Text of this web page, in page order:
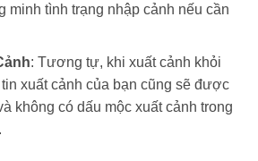
minh tình trạng nhập cảnh nếu cần
: Tương tự, khi xuất cảnh khỏi
xuất cảnh của bạn cũng sẽ được
không có dấu mộc xuất cảnh trong